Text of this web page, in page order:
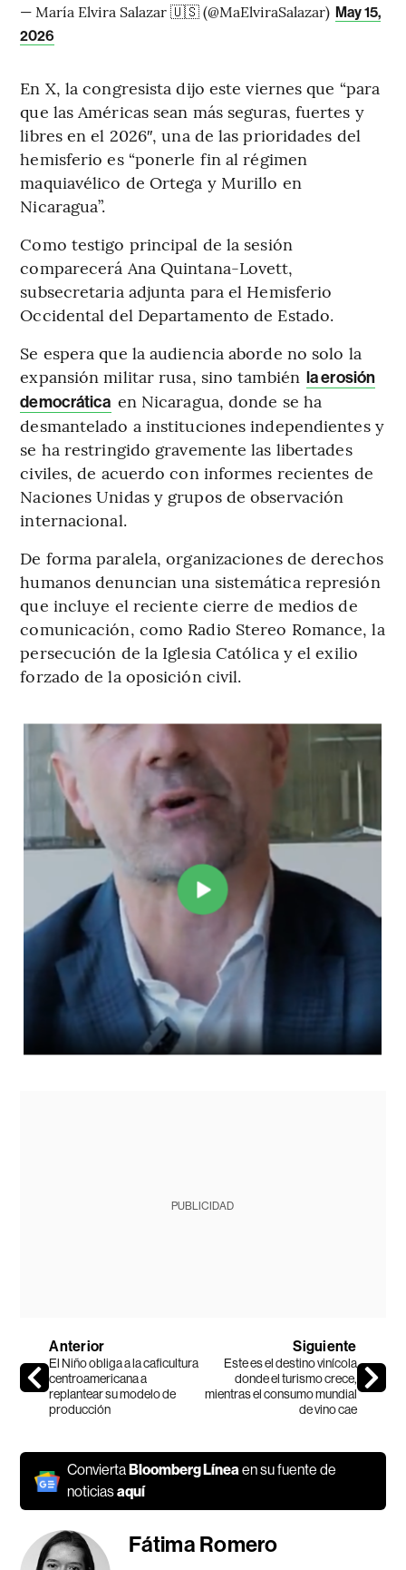
— María Elvira Salazar 🇺🇸 (@MaElviraSalazar) May 15,
2026
En X, la congresista dijo este viernes que “para
que las Américas sean más seguras, fuertes y
libres en el 2026″, una de las prioridades del
hemisferio es “ponerle fin al régimen
maquiavélico de Ortega y Murillo en
Nicaragua”.
Como testigo principal de la sesión
comparecerá Ana Quintana-Lovett,
subsecretaria adjunta para el Hemisferio
Occidental del Departamento de Estado.
Se espera que la audiencia aborde no solo la
expansión militar rusa, sino también la erosión
democrática en Nicaragua, donde se ha
desmantelado a instituciones independientes y
se ha restringido gravemente las libertades
civiles, de acuerdo con informes recientes de
Naciones Unidas y grupos de observación
internacional.
De forma paralela, organizaciones de derechos
humanos denuncian una sistemática represión
que incluye el reciente cierre de medios de
comunicación, como Radio Stereo Romance, la
persecución de la Iglesia Católica y el exilio
forzado de la oposición civil.
PUBLICIDAD
Anterior
El Niño obliga a la caficultura
centroamericana a
replantear su modelo de
producción
Siguiente
Este es el destino vinícola
donde el turismo crece,
mientras el consumo mundial
de vino cae
ConviertaBloomberg Líneaen su fuente de
noticiasaquí
Fátima Romero